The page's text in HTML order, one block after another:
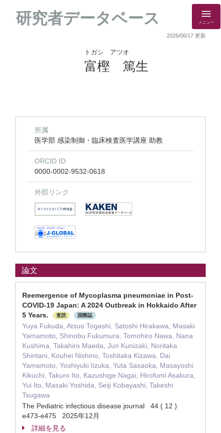
研究者データベース メニュー
2026/06/17 更新
トガシ アツオ
富樫 篤生
所属
医学部 感染制御・臨床検査医学講座 助教
ORCID ID
0000-0002-9532-0618
外部リンク
論文
Reemergence of Mycoplasma pneumoniae in Post-
COVID-19 Japan: A 2024 Outbreak in Hokkaido After
5 Years.
査読 国際誌
Yuya Fukuda, Atsuo Togashi, Satoshi Hirakawa, Masaki
Yamamoto, Shinobu Fukumura, Tomohiro Nawa, Nana
Kushima, Takahiro Maeda, Jun Kunizaki, Noritaka
Shintani, Kouhei Nishino, Toshitaka Kizawa, Dai
Yamamoto, Yoshiyuki Iizuka, Yuta Sasaoka, Masayoshi
Kikuchi, Takuro Ito, Kazushige Nagai, Hirofumi Asakura,
Yui Ito, Masaki Yoshida, Seiji Kobayashi, Takeshi
Tsugawa
The Pediatric infectious disease journal 44 ( 12 )
e473-e475 2025年12月
詳細を見る